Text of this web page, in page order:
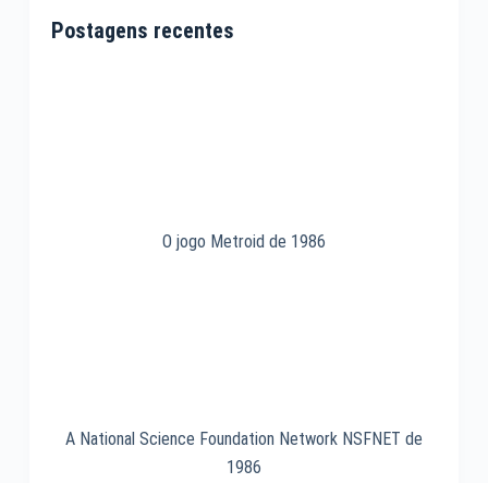
Postagens recentes
O jogo Metroid de 1986
A National Science Foundation Network NSFNET de
1986